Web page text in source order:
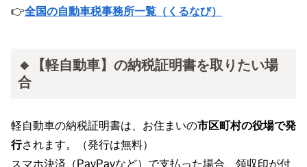
👉全国の自動車税事務所一覧（くるなび）
🔸【軽自動車】の納税証明書を取りたい場
合
軽自動車の納税証明書は、お住まいの市区町村の役場で発
行されます。（発行は無料）
スマホ決済（PayPayなど）で支払った場合、領収印が付